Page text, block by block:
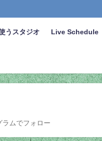
うスタジオ Live Schedule
ラムでフォロー